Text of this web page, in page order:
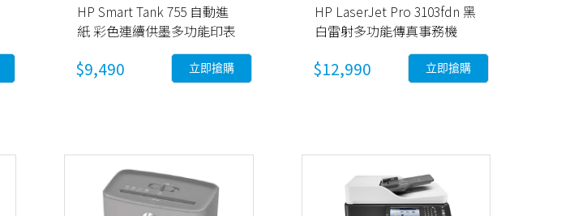
HP Smart Tank 755 自動進
紙 彩色連續供墨多功能印表
$9,490 立即搶購
HP LaserJet Pro 3103fdn 黑
白雷射多功能傳真事務機
$12,990 立即搶購